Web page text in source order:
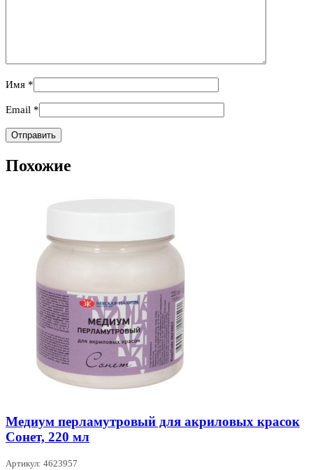
Имя *
Email *
Похожие
Медиум перламутровый для акриловых красок
Сонет, 220 мл
Артикул: 4623957